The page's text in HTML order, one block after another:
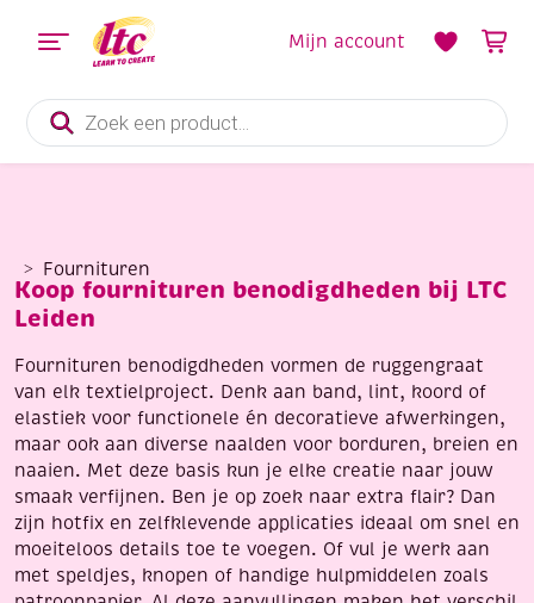
Producten
zoeken
Mijn account
Fournituren
Koop fournituren benodigdheden bij LTC
Leiden
Fournituren benodigdheden vormen de ruggengraat
van elk textielproject. Denk aan band, lint, koord of
elastiek voor functionele én decoratieve afwerkingen,
maar ook aan diverse naalden voor borduren, breien en
naaien. Met deze basis kun je elke creatie naar jouw
smaak verfijnen. Ben je op zoek naar extra flair? Dan
zijn hotfix en zelfklevende applicaties ideaal om snel en
moeiteloos details toe te voegen. Of vul je werk aan
met speldjes, knopen of handige hulpmiddelen zoals